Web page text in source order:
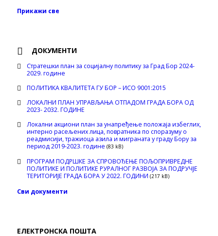
Прикажи све
ДОКУМЕНТИ
Стратешки план за социјалну политику за Град Бор 2024-
2029. године
ПОЛИТИКА КВАЛИТЕТА ГУ БОР – ИСО 9001:2015
ЛОКАЛНИ ПЛАН УПРАВЉАЊА ОТПАДОМ ГРАДА БОРА ОД
2023- 2032. ГОДИНЕ
Локални акциони план за унапређење положаја избеглих,
интерно расељених лица, повратника по споразуму о
реадмисији, тражиоца азила и миграната у граду Бору за
период 2019-2023. године (83 kB)
ПРОГРАМ ПОДРШКЕ ЗА СПРОВОЂЕЊЕ ПОЉОПРИВРЕДНЕ
ПОЛИТИКЕ И ПОЛИТИКЕ РУРАЛНОГ РАЗВОЈА ЗА ПОДРУЧЈЕ
ТЕРИТОРИЈЕ ГРАДА БОРА У 2022. ГОДИНИ (217 kB)
Сви документи
ЕЛЕКТРОНСКА ПОШТА